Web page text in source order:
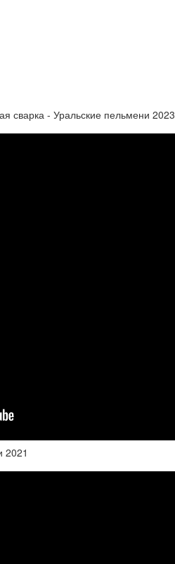
сварка - Уральские пельмени 2023
2021